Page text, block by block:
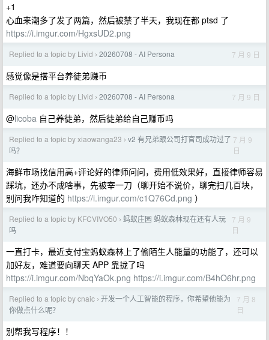
+1
心血来潮多了发了两篇，然后被禁了半天，我现在都 ptsd 了
https://i.imgur.com/HgxsUD2.png
Replied to a topic by Livid › 20260708 - AI Persona 7 月 9 日
感觉像是搭平台养徒弟赚币
Replied to a topic by Livid › 20260708 - AI Persona 7 月 9 日
@licoba 自己养徒弟，然后徒弟给自己赚币吗
Replied to a topic by xiaowanga23 › v2 有兄弟跟公司打官司成功过了
吗？
7 月 9
日
海鲜市场找信用高+评论好的律师问问，费用低效果好，直接律师容易
踩坑，还办不成啥事，先被宰一刀（聊开始不说价，聊完扫几百块，
别问我咋知道的 https://i.imgur.com/c1Q76Cd.png ）
Replied to a topic by KFCVIVO50 › 蚂蚁庄园 蚂蚁森林现在还有人玩
吗
7 月 9
日
一直打卡，最近支付宝蚂蚁森林上了偷陌生人能量的功能了，还可以
加好友，难道要向聊天 APP 靠拢了吗
https://i.imgur.com/NbqYaOk.png https://i.imgur.com/B4hO6hr.png
Replied to a topic by cnaic › 开发一个人工智能的程序，你希望他能为
你做点什么呢？
7 月 8
日
别帮我写程序！！